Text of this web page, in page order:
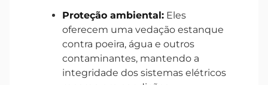
Proteção ambiental: Eles
oferecem uma vedação estanque
contra poeira, água e outros
contaminantes, mantendo a
integridade dos sistemas elétricos